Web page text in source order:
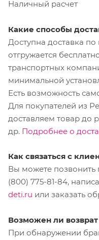
Наличный расчет
Какие способы
Доступна доставка
отгружается
транспортных
минимальной
Есть возможность
Для покупателей из
доставляем товар
др. Подробнее о
Как связаться с
Вы можете позвонить
(800) 775-81-84,
deti.ru или заказать
Возможен ли возврат
При обнаружении